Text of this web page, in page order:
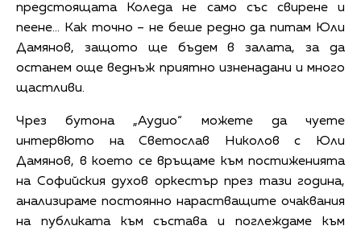
предстоящата Коледа не само със свирене и
пеене… Как точно – не беше редно да питам Юли
Дамянов, защото ще бъдем в залата, за да
останем още веднъж приятно изненадани и много
щастливи.
Чрез бутона „Аудио“ можете да чуете
интервюто на Светослав Николов с Юли
Дамянов, в което се връщаме към постиженията
на Софийския духов оркестър през тази година,
анализираме постоянно нарастващите очаквания
на публиката към състава и поглеждаме към